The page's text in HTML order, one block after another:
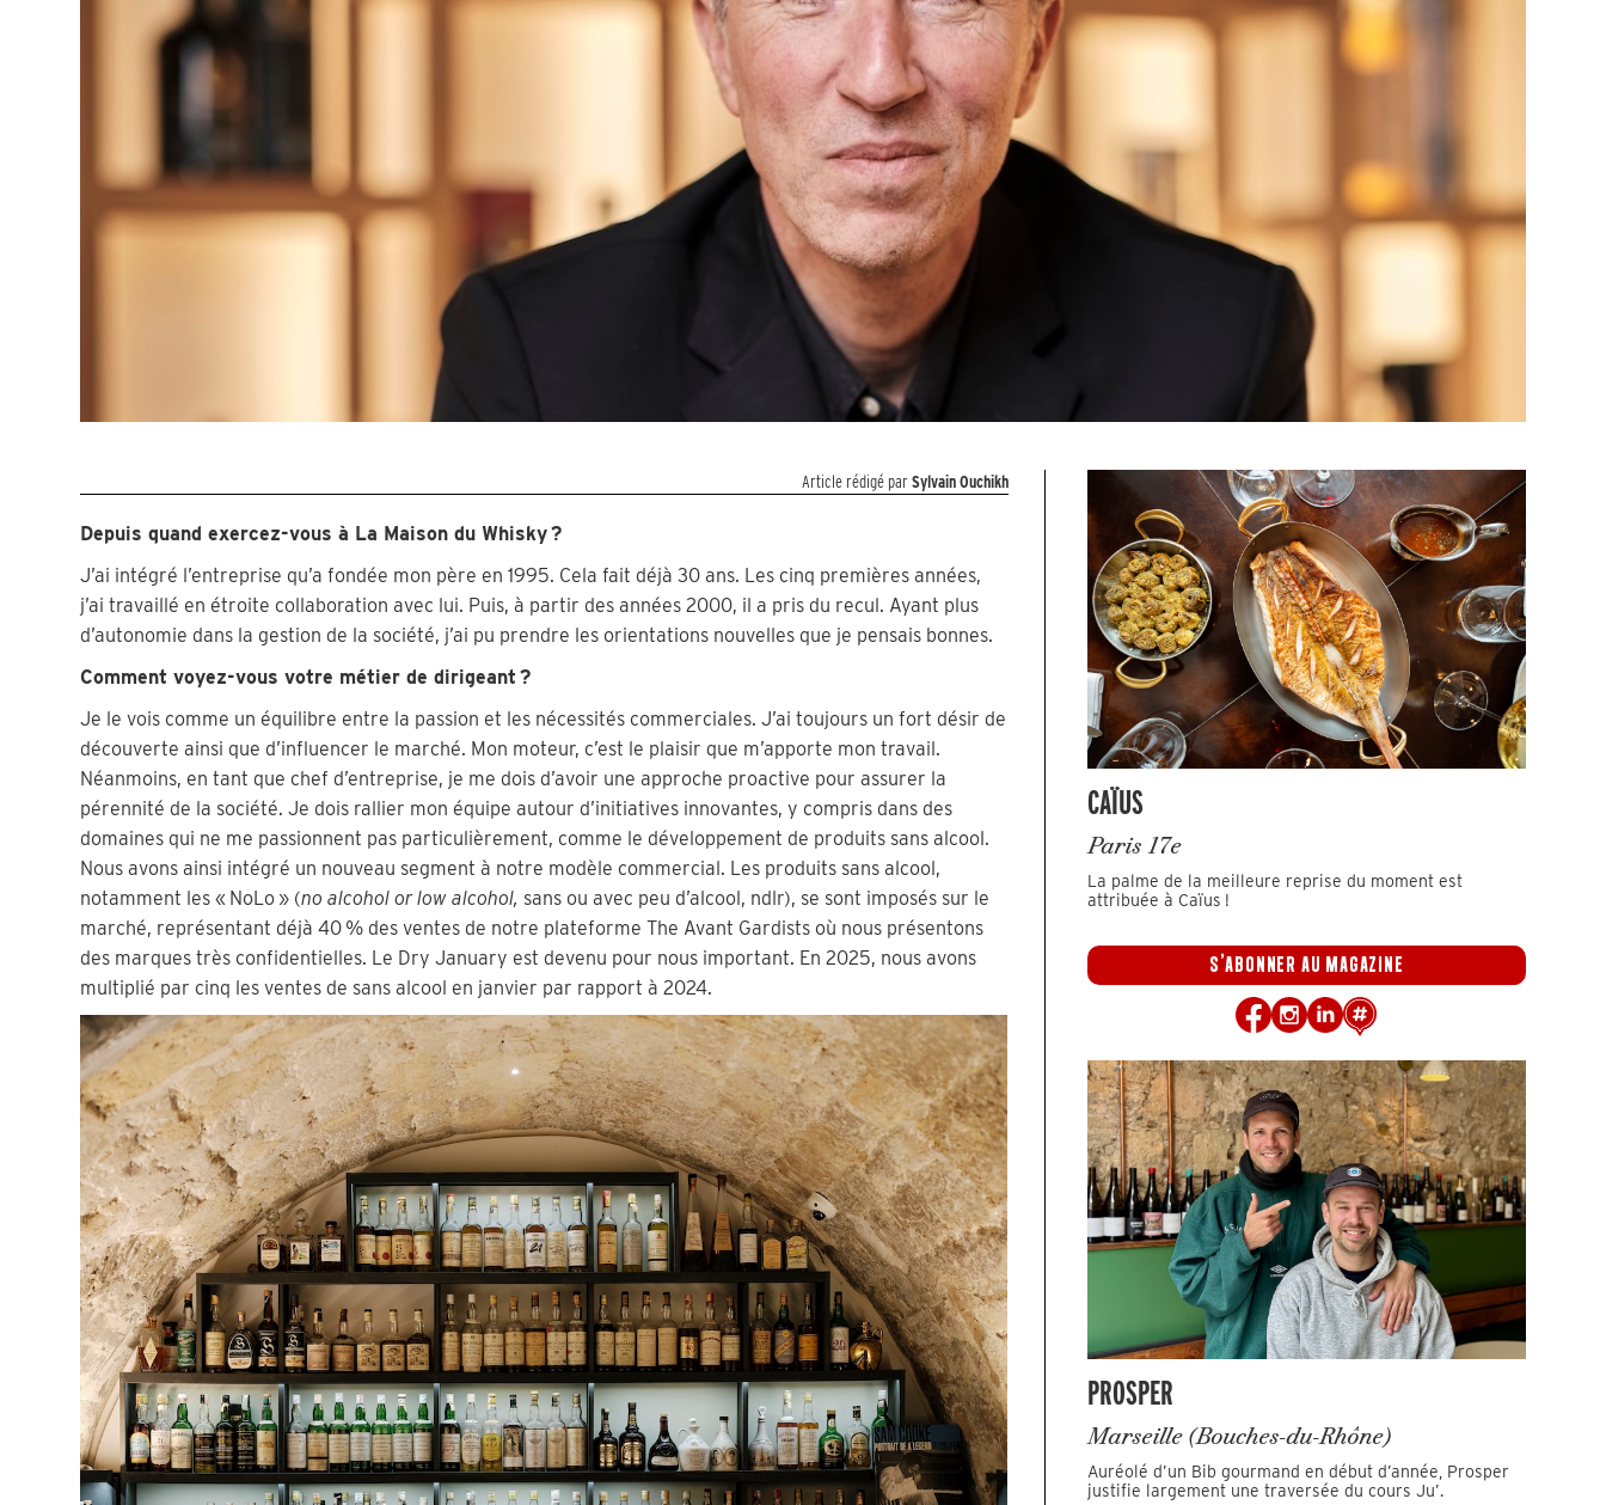
Article rédigé par Sylvain Ouchikh
Depuis quand exercez-vous à La Maison du Whisky ?
J’ai intégré l’entreprise qu’a fondée mon père en 1995. Cela fait déjà 30 ans. Les cinq premières années,
j’ai travaillé en étroite collaboration avec lui. Puis, à partir des années 2000, il a pris du recul. Ayant plus
d’autonomie dans la gestion de la société, j’ai pu prendre les orientations nouvelles que je pensais bonnes.
Comment voyez-vous votre métier de dirigeant ?
Je le vois comme un équilibre entre la passion et les nécessités commerciales. J’ai toujours un fort désir de
découverte ainsi que d’influencer le marché. Mon moteur, c’est le plaisir que m’apporte mon travail.
Néanmoins, en tant que chef d’entreprise, je me dois d’avoir une approche proactive pour assurer la
pérennité de la société. Je dois rallier mon équipe autour d’initiatives innovantes, y compris dans des
domaines qui ne me passionnent pas particulièrement, comme le développement de produits sans alcool.
Nous avons ainsi intégré un nouveau segment à notre modèle commercial. Les produits sans alcool,
notamment les « NoLo » (no alcohol or low alcohol, sans ou avec peu d’alcool, ndlr), se sont imposés sur le
marché, représentant déjà 40 % des ventes de notre plateforme The Avant Gardists où nous présentons
des marques très confidentielles. Le Dry January est devenu pour nous important. En 2025, nous avons
multiplié par cinq les ventes de sans alcool en janvier par rapport à 2024.
CAÏUS
Paris 17e
La palme de la meilleure reprise du moment est
attribuée à Caïus !
S'ABONNER AU MAGAZINE
PROSPER
Marseille (Bouches-du-Rhône)
Auréolé d’un Bib gourmand en début d’année, Prosper
justifie largement une traversée du cours Ju’.